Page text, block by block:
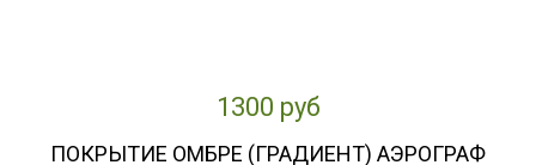
1300 руб
ПОКРЫТИЕ ОМБРЕ (ГРАДИЕНТ) АЭРОГРАФ